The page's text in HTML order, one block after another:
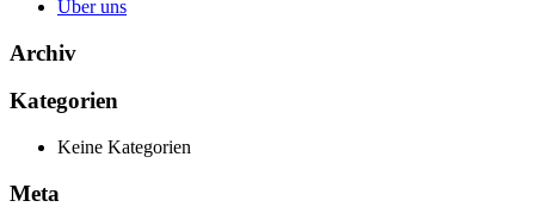
Über uns
Archiv
Kategorien
Keine Kategorien
Meta